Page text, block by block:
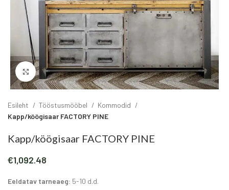
Click to enlarge
Esileht Tööstusmööbel
Kommodid
Kapp/köögisaar FACTORY PINE
Kapp/köögisaar FACTORY PINE
€1,092.48
Eeldatav tarneaeg: 5-10 d.d.